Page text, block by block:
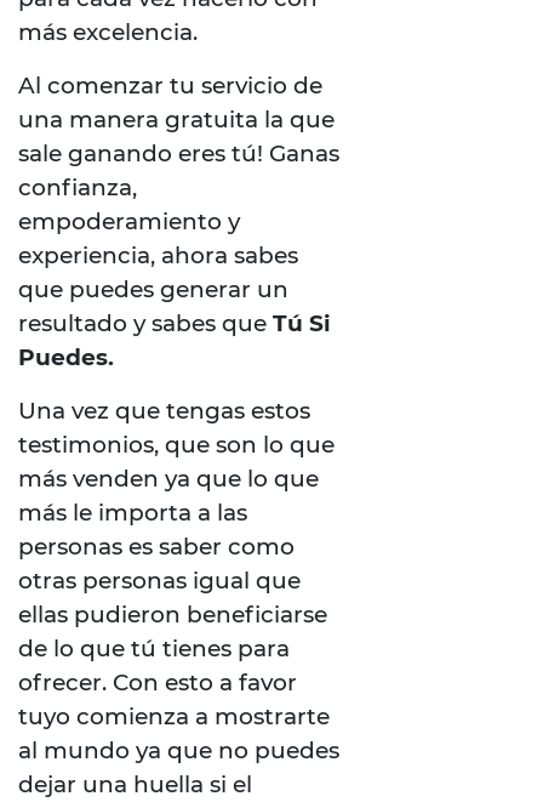
más excelencia.
Al comenzar tu servicio de
una manera gratuita la que
sale ganando eres tú! Ganas
confianza,
empoderamiento y
experiencia, ahora sabes
que puedes generar un
resultado y sabes que Tú Si
Puedes.
Una vez que tengas estos
testimonios, que son lo que
más venden ya que lo que
más le importa a las
personas es saber como
otras personas igual que
ellas pudieron beneficiarse
de lo que tú tienes para
ofrecer. Con esto a favor
tuyo comienza a mostrarte
al mundo ya que no puedes
dejar una huella si el